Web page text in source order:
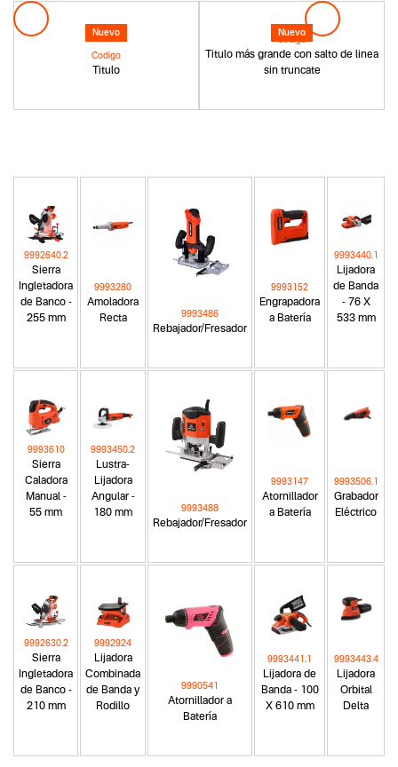
Nuevo
Titulo
Codigo
Nuevo
Titulo más grande con salto de linea
sin truncate
Sierra
Ingletadora
de Banco -
255 mm
9992640.2
Amoladora
Recta
9993280
Rebajador/Fresador
9993486
Engrapadora
a Batería
9993152
Lijadora
de Banda
- 76 X
533 mm
9993440.1
Sierra
Caladora
Manual -
55 mm
9993610
Lustra-
Lijadora
Angular -
180 mm
9993450.2
Rebajador/Fresador
9993488
Atornillador
a Batería
9993147
Grabador
Eléctrico
9993506.1
Sierra
Ingletadora
de Banco -
210 mm
9992630.2
Lijadora
Combinada
de Banda y
Rodillo
9992924
Atornillador a
Batería
9990541
Lijadora de
Banda - 100
X 610 mm
9993441.1
Lijadora
Orbital
Delta
9993443.4